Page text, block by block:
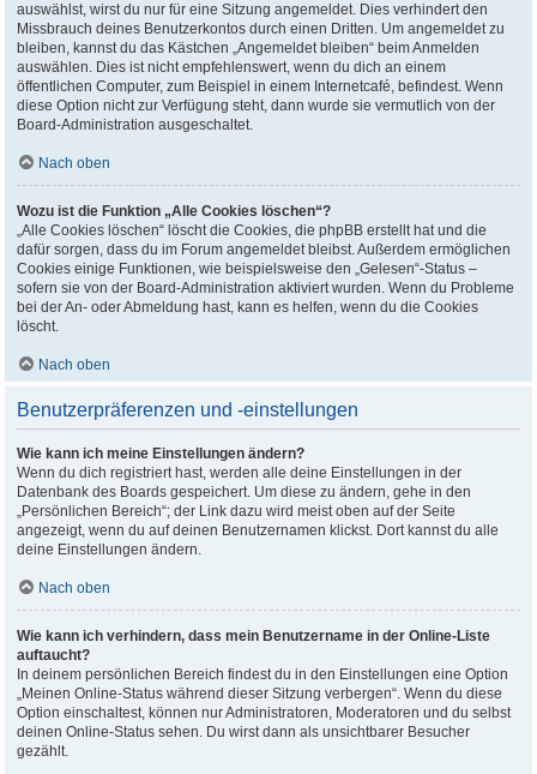
auswählst, wirst du nur für eine Sitzung angemeldet. Dies verhindert den
Missbrauch deines Benutzerkontos durch einen Dritten. Um angemeldet zu
bleiben, kannst du das Kästchen „Angemeldet bleiben“ beim Anmelden
auswählen. Dies ist nicht empfehlenswert, wenn du dich an einem
öffentlichen Computer, zum Beispiel in einem Internetcafé, befindest. Wenn
diese Option nicht zur Verfügung steht, dann wurde sie vermutlich von der
Board-Administration ausgeschaltet.
Nach oben
Wozu ist die Funktion „Alle Cookies löschen“?
„Alle Cookies löschen“ löscht die Cookies, die phpBB erstellt hat und die
dafür sorgen, dass du im Forum angemeldet bleibst. Außerdem ermöglichen
Cookies einige Funktionen, wie beispielsweise den „Gelesen“-Status –
sofern sie von der Board-Administration aktiviert wurden. Wenn du Probleme
bei der An- oder Abmeldung hast, kann es helfen, wenn du die Cookies
löscht.
Nach oben
Benutzerpräferenzen und -einstellungen
Wie kann ich meine Einstellungen ändern?
Wenn du dich registriert hast, werden alle deine Einstellungen in der
Datenbank des Boards gespeichert. Um diese zu ändern, gehe in den
„Persönlichen Bereich“; der Link dazu wird meist oben auf der Seite
angezeigt, wenn du auf deinen Benutzernamen klickst. Dort kannst du alle
deine Einstellungen ändern.
Nach oben
Wie kann ich verhindern, dass mein Benutzername in der Online-Liste
auftaucht?
In deinem persönlichen Bereich findest du in den Einstellungen eine Option
„Meinen Online-Status während dieser Sitzung verbergen“. Wenn du diese
Option einschaltest, können nur Administratoren, Moderatoren und du selbst
deinen Online-Status sehen. Du wirst dann als unsichtbarer Besucher
gezählt.